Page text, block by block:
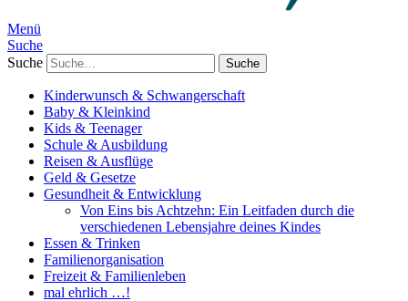
Menü
Suche
Suche
Kinderwunsch & Schwangerschaft
Baby & Kleinkind
Kids & Teenager
Schule & Ausbildung
Reisen & Ausflüge
Geld & Gesetze
Gesundheit & Entwicklung
Von Eins bis Achtzehn: Ein Leitfaden durch die
verschiedenen Lebensjahre deines Kindes
Essen & Trinken
Familienorganisation
Freizeit & Familienleben
mal ehrlich …!